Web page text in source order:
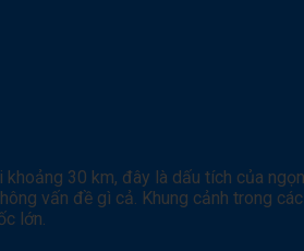
khoảng 30 km, đây là dấu tích của
vấn đề gì cả. Khung cảnh trong
lớn.